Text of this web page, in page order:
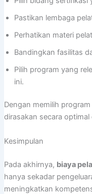
Pastikan lembaga
Perhatikan materi
Bandingkan fasilitas
Pilih program yang
ini.
Dengan memilih
dirasakan secara
Kesimpulan
Pada akhirnya, biaya
hanya sekadar
meningkatkan